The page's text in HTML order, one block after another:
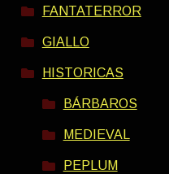
FANTATERROR
GIALLO
HISTORICAS
BÁRBAROS
MEDIEVAL
PEPLUM